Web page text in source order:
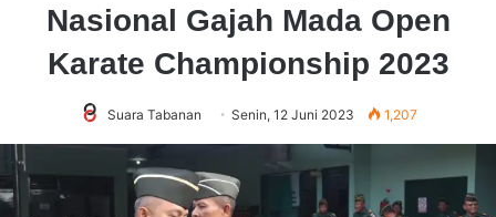
Nasional Gajah Mada Open
Karate Championship 2023
Suara Tabanan Senin, 12 Juni 2023 1,207